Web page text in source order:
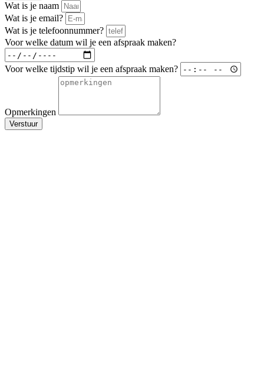
Wat is je naam
Wat is je email?
Wat is je telefoonnummer?
Voor welke datum wil je een afspraak maken?
Voor welke tijdstip wil je een afspraak maken?
Opmerkingen
Verstuur